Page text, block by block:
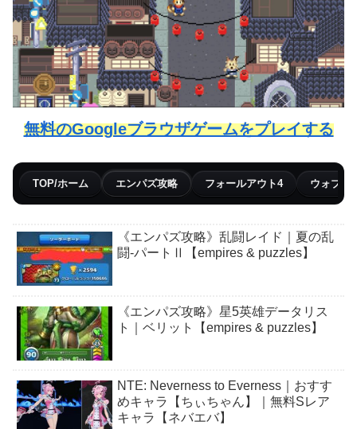
無料のGoogleブラウザゲームをプレイする
TOP/ホーム エンパズ攻略 フォールアウト4 ウォブリ
《エンパズ攻略》乱闘レイド｜夏の乱
闘-パートⅡ【empires & puzzles】
《エンパズ攻略》星5英雄データリス
ト｜ベリット【empires & puzzles】
NTE: Neverness to Everness｜おすす
めキャラ【ちぃちゃん】｜無料Sレア
キャラ【ネバエバ】